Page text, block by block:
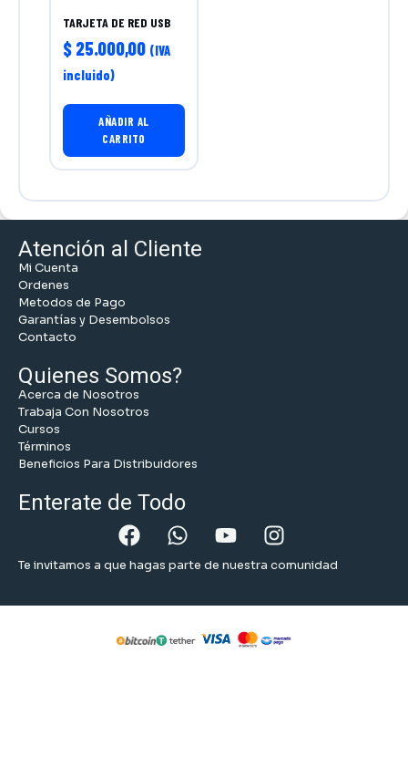
TARJETA DE RED USB
$ 25.000,00 (IVA
incluido)
AÑADIR AL
CARRITO
Atención al Cliente
Mi Cuenta
Ordenes
Metodos de Pago
Garantías y Desembolsos
Contacto
Quienes Somos?
Acerca de Nosotros
Trabaja Con Nosotros
Cursos
Términos
Beneficios Para Distribuidores
Enterate de Todo
Te invitamos a que hagas parte de nuestra comunidad